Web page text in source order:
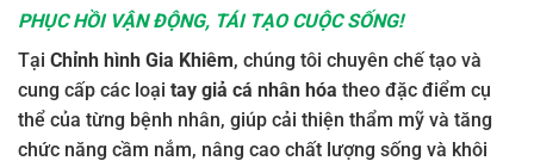
PHỤC HỒI VẬN ĐỘNG, TÁI TẠO CUỘC SỐNG!
Tại Chỉnh hình Gia Khiêm, chúng tôi chuyên chế tạo và
cung cấp các loại tay giả cá nhân hóa theo đặc điểm cụ
thể của từng bệnh nhân, giúp cải thiện thẩm mỹ và tăng
chức năng cầm nắm, nâng cao chất lượng sống và khôi